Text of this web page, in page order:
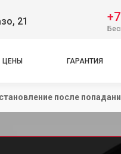
21
ЦЕНЫ ГАРАНТИЯ
после